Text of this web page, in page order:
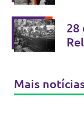
28
Mais